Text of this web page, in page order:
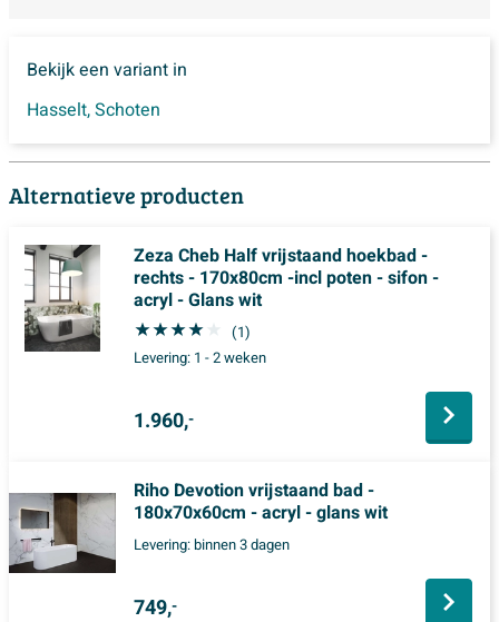
Bekijk een variant in
Hasselt,Schoten
Alternatieve producten
Zeza Cheb Half vrijstaand hoekbad -
rechts - 170x80cm -incl poten - sifon -
acryl - Glans wit
(1)
Levering: 1 - 2 weken
1.960,-
Riho Devotion vrijstaand bad -
180x70x60cm - acryl - glans wit
Levering:binnen 3 dagen
749,-